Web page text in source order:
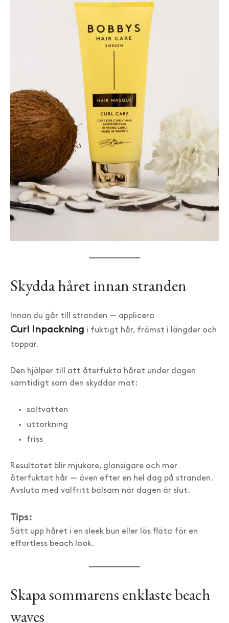
Skydda håret innan stranden
Innan du går till stranden — applicera
Curl Inpackning i fuktigt hår, främst i längder och
toppar.
Den hjälper till att återfukta håret under dagen
samtidigt som den skyddar mot:
saltvatten
uttorkning
friss
Resultatet blir mjukare, glansigare och mer
återfuktat hår — även efter en hel dag på stranden.
Avsluta med valfritt balsam när dagen är slut.
Tips:
Sätt upp håret i en sleek bun eller lös fläta för en
effortless beach look.
Skapa sommarens enklaste beach
waves